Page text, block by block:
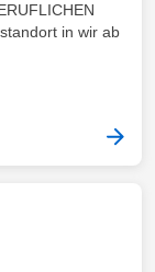
in wir ab